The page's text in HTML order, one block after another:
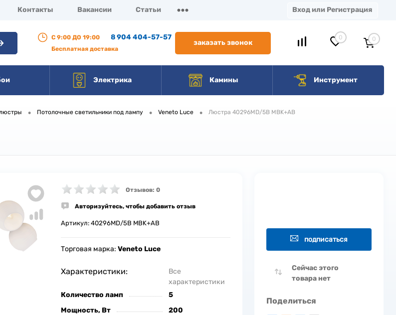
Контакты Вакансии Статьи Вход или Регистрация
С 9:00 ДО 19:00 8 904 404-57-57
Бесплатная доставка
заказать звонок
0 0
Электрика Камины Инструмент
• Потолочные светильники под лампу • Veneto Luce • Люстра 40296MD/5B MBK+AB
Отзывов: 0
Авторизуйтесь, чтобы добавить отзыв
Артикул: 40296MD/5B MBK+AB
Торговая марка: Veneto Luce
Характеристики:
Все
характеристики
Количество ламп
5
Мощность, Вт
200
подписаться
Сейчас этого
товара нет
Поделиться